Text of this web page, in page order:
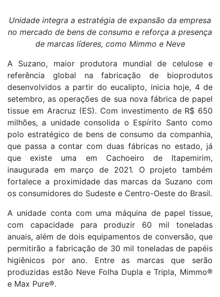
Unidade integra a estratégia de expansão da empresa
no mercado de bens de consumo e reforça a presença
de marcas líderes, como Mimmo e Neve
A Suzano, maior produtora mundial de celulose e
referência global na fabricação de bioprodutos
desenvolvidos a partir do eucalipto, inicia hoje, 4 de
setembro, as operações de sua nova fábrica de papel
tissue em Aracruz (ES). Com investimento de R$ 650
milhões, a unidade consolida o Espírito Santo como
polo estratégico de bens de consumo da companhia,
que passa a contar com duas fábricas no estado, já
que existe uma em Cachoeiro de Itapemirim,
inaugurada em março de 2021. O projeto também
fortalece a proximidade das marcas da Suzano com
os consumidores do Sudeste e Centro-Oeste do Brasil.
A unidade conta com uma máquina de papel tissue,
com capacidade para produzir 60 mil toneladas
anuais, além de dois equipamentos de conversão, que
permitirão a fabricação de 30 mil toneladas de papéis
higiênicos por ano. Entre as marcas que serão
produzidas estão Neve Folha Dupla e Tripla, Mimmo®
e Max Pure®.